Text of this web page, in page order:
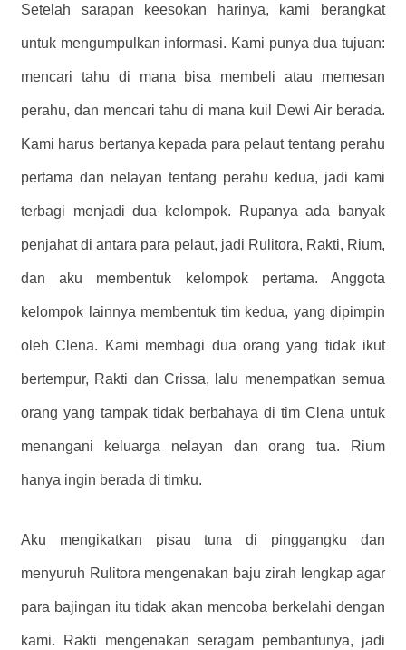
Setelah sarapan keesokan harinya, kami berangkat
untuk mengumpulkan informasi. Kami punya dua tujuan:
mencari tahu di mana bisa membeli atau memesan
perahu, dan mencari tahu di mana kuil Dewi Air berada.
Kami harus bertanya kepada para pelaut tentang perahu
pertama dan nelayan tentang perahu kedua, jadi kami
terbagi menjadi dua kelompok. Rupanya ada banyak
penjahat di antara para pelaut, jadi Rulitora, Rakti, Rium,
dan aku membentuk kelompok pertama. Anggota
kelompok lainnya membentuk tim kedua, yang dipimpin
oleh Clena. Kami membagi dua orang yang tidak ikut
bertempur, Rakti dan Crissa, lalu menempatkan semua
orang yang tampak tidak berbahaya di tim Clena untuk
menangani keluarga nelayan dan orang tua. Rium
hanya ingin berada di timku.
Aku mengikatkan pisau tuna di pinggangku dan
menyuruh Rulitora mengenakan baju zirah lengkap agar
para bajingan itu tidak akan mencoba berkelahi dengan
kami. Rakti mengenakan seragam pembantunya, jadi